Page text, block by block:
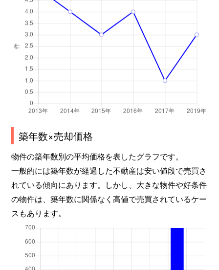
築年数×売却価格
物件の築年数別の平均価格を表したグラフです。
一般的には築年数が経過した不動産は安い値段で売買さ
れている傾向にあります。しかし、大きな物件や好条件
の物件は、築年数に関係なく高値で売買されているケー
スもあります。